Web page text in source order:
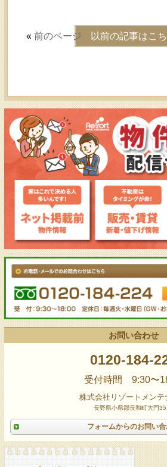
« 前のページ 以前の記事はこ
お問い合わせ
0120-184-
受付時間 9:30〜
株式会社リゾートメンテ
長野県小県郡長和町大門
フォームからのお問い